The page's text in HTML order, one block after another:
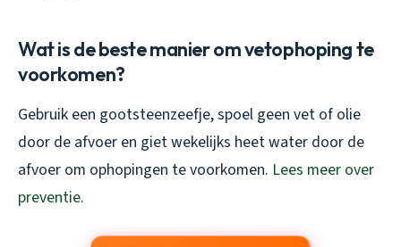
Wat is de beste manier om vetophoping te
voorkomen?
Gebruik een gootsteenzeefje, spoel geen vet of olie
door de afvoer en giet wekelijks heet water door de
afvoer om ophopingen te voorkomen. Lees meer over
preventie.